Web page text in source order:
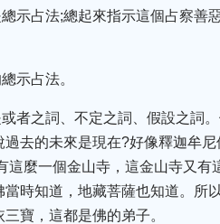
示占法;總起來指示這個占察善
示占法。
者之詞、不定之詞、假設之詞
去的未來是現在?好像釋迦牟
這麼一個金山寺，這金山寺又
時知道，地藏菩薩也知道。所
寶，這都是佛的弟子。